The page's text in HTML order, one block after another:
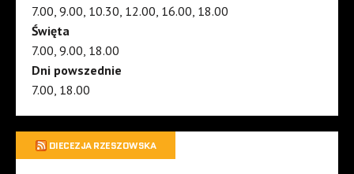
7.00, 9.00, 10.30, 12.00, 16.00, 18.00
Święta
7.00, 9.00, 18.00
Dni powszednie
7.00, 18.00
DIECEZJA RZESZOWSKA